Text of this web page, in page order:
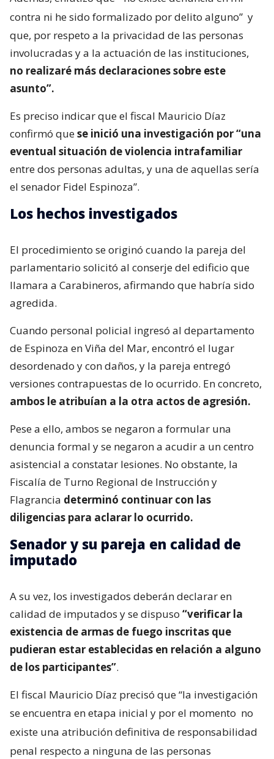
contra ni he sido formalizado por delito alguno” y
que, por respeto a la privacidad de las personas
involucradas y a la actuación de las instituciones,
no realizaré más declaraciones sobre este
asunto”.
Es preciso indicar que el fiscal Mauricio Díaz
confirmó quese inició una investigación por “una
eventual situación de violencia intrafamiliar
entre dos personas adultas, y una de aquellas sería
el senador Fidel Espinoza”.
Los hechos investigados
El procedimiento se originó cuando la pareja del
parlamentario solicitó al conserje del edificio que
llamara a Carabineros, afirmando que habría sido
agredida.
Cuando personal policial ingresó al departamento
de Espinoza en Viña del Mar, encontró el lugar
desordenado y con daños, y la pareja entregó
versiones contrapuestas de lo ocurrido. En concreto,
ambos le atribuían a la otra actos de agresión.
Pese a ello, ambos se negaron a formular una
denuncia formal y se negaron a acudir a un centro
asistencial a constatar lesiones. No obstante, la
Fiscalía de Turno Regional de Instrucción y
Flagrancia determinó continuar con las
diligencias para aclarar lo ocurrido.
Senador y su pareja en calidad de
imputado
A su vez, los investigados deberán declarar en
calidad de imputados y se dispuso “verificar la
existencia de armas de fuego inscritas que
pudieran estar establecidas en relación a alguno
de los participantes”.
El fiscal Mauricio Díaz precisó que “la investigación
se encuentra en etapa inicial y por el momento no
existe una atribución definitiva de responsabilidad
penal respecto a ninguna de las personas